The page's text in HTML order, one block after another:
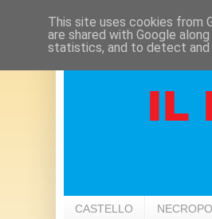
CASTELLO
This site uses cookies from
are shared with Google
statistics, and to detect and